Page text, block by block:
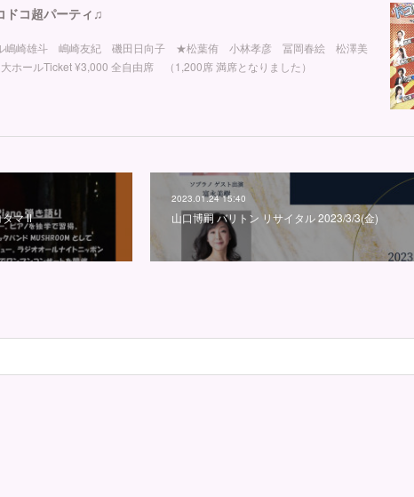
ドコ超パーティ♫
ル嶋崎雄斗 嶋崎友紀 磯田日向子 ★松葉侑 小林孝彦 冨岡春絵 松澤美
ールTicket ¥3,000 全自由席 （1,200席 満席となりました）
マ Ⅱ
2023.01.24 15:40
山口博嗣 バリトン リサイタル 2023/3/3(金)